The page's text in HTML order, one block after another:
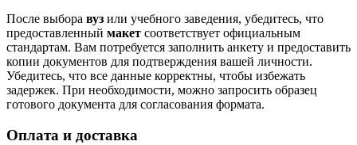
После выбора вуз или учебного заведения, убедитесь, что
предоставленный макет соответствует официальным
стандартам. Вам потребуется заполнить анкету и предоставить
копии документов для подтверждения вашей личности.
Убедитесь, что все данные корректны, чтобы избежать
задержек. При необходимости, можно запросить образец
готового документа для согласования формата.
Оплата и доставка